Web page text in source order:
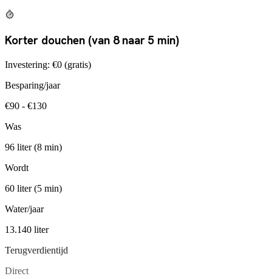
Korter douchen (van 8 naar 5 min)
Investering: €0 (gratis)
Besparing/jaar
€90 - €130
Was
96 liter (8 min)
Wordt
60 liter (5 min)
Water/jaar
13.140 liter
Terugverdientijd
Direct